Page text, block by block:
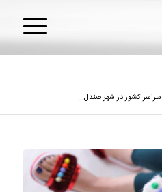
کشور در شهر صندل...